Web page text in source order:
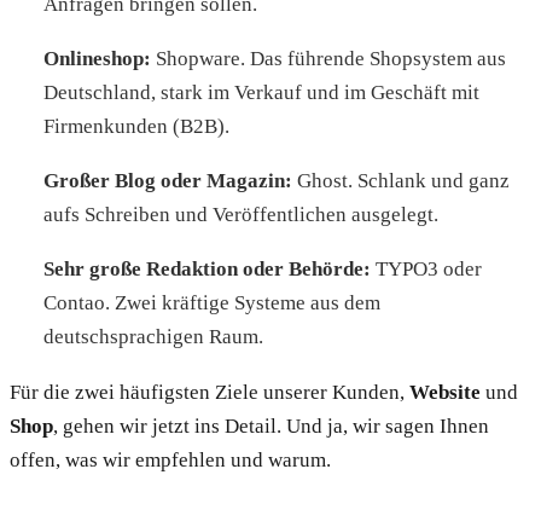
Onlineshop: Shopware. Das führende Shopsystem aus
Deutschland, stark im Verkauf und im Geschäft mit
Firmenkunden (B2B).
Großer Blog oder Magazin: Ghost. Schlank und ganz
aufs Schreiben und Veröffentlichen ausgelegt.
Sehr große Redaktion oder Behörde: TYPO3 oder
Contao. Zwei kräftige Systeme aus dem
deutschsprachigen Raum.
Für die zwei häufigsten Ziele unserer Kunden, Website und
Shop, gehen wir jetzt ins Detail. Und ja, wir sagen Ihnen
offen, was wir empfehlen und warum.